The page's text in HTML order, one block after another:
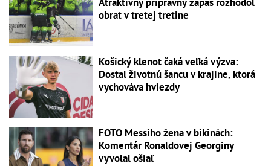
obrat v tretej tretine
Košický klenot čaká veľká výzva:
Dostal životnú šancu v krajine, ktorá
vychováva hviezdy
FOTO Messiho žena v bikinách:
Komentár Ronaldovej Georginy
vyvolal ošiaľ